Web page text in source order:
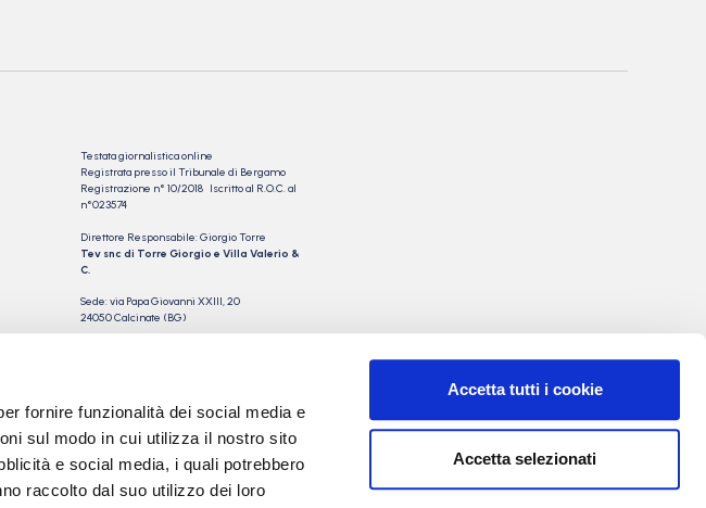
fornire funzionalità dei social media e
sul modo in cui utilizza il nostro sito
e social media, i quali potrebbero
raccolto dal suo utilizzo dei loro
Accetta tutti i cookie
Accetta selezionati
Testata giornalistica online
Registrata presso il Tribunale di Bergamo
Registrazione n° 10/2018 Iscritto al R.O.C. al
n°023574
Direttore Responsabile: Giorgio Torre
Tev snc di Torre Giorgio e Villa Valerio &
C.
Sede: via Papa Giovanni XXIII, 20
24050 Calcinate (BG)